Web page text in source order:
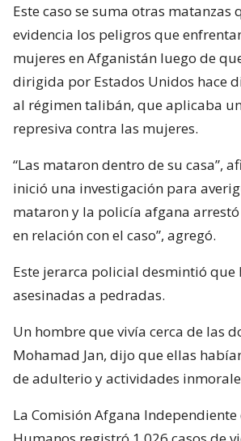
Este caso se suma otras matanzas
evidencia los peligros que
mujeres en Afganistán luego de
dirigida por Estados Unidos hace
al régimen talibán, que aplicaba
represiva contra las mujeres.
“Las mataron dentro de su casa”,
inició una investigación para
mataron y la policía afgana
en relación con el caso”, agregó.
Este jerarca policial desmintió que
asesinadas a pedradas.
Un hombre que vivía cerca de las
Mohamad Jan, dijo que ellas
de adulterio y actividades
La Comisión Afgana Independiente